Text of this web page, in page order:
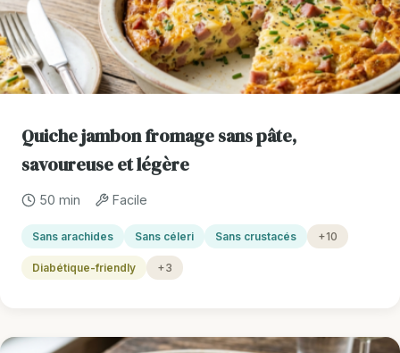
Quiche jambon fromage sans pâte,
savoureuse et légère
50 min Facile
Sans arachides Sans céleri Sans crustacés +10
Diabétique-friendly +3